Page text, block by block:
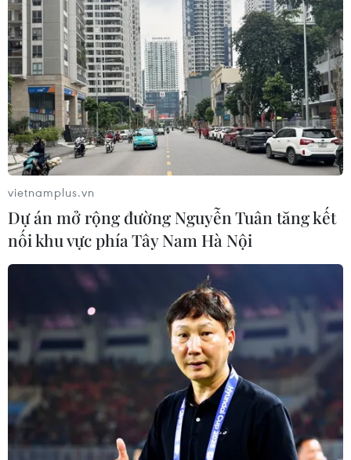
TIN CÙNG CHUYÊN MỤC
Hàn Quốc tái khẳng định mục tiêu
chung sống hòa bình với Triều Tiên
06/08/2026 15:33
vietnamplus.vn
Dự án mở rộng đường Nguyễn Tuân tăng kết
nối khu vực phía Tây Nam Hà Nội